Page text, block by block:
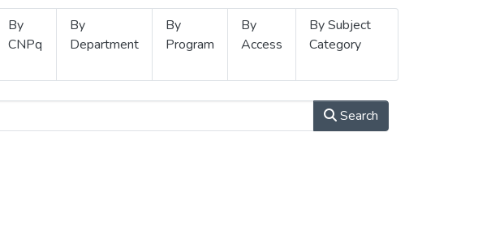
By
CNPq
By
Department
By
Program
By
Access
By Subject
Category
Search